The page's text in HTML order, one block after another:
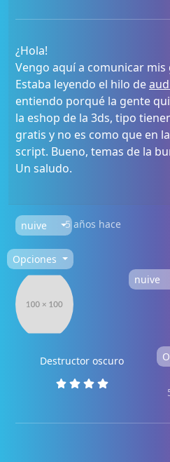
¿Hola!
Vengo aquí a comunicar
Estaba leyendo el hilo de
entiendo porqué la gente
la eshop de la 3ds, tipo
gratis y no es como que en
script. Bueno, temas de la
Un saludo.
nuive 5 años hace
Opciones
nuive
Destructor oscuro